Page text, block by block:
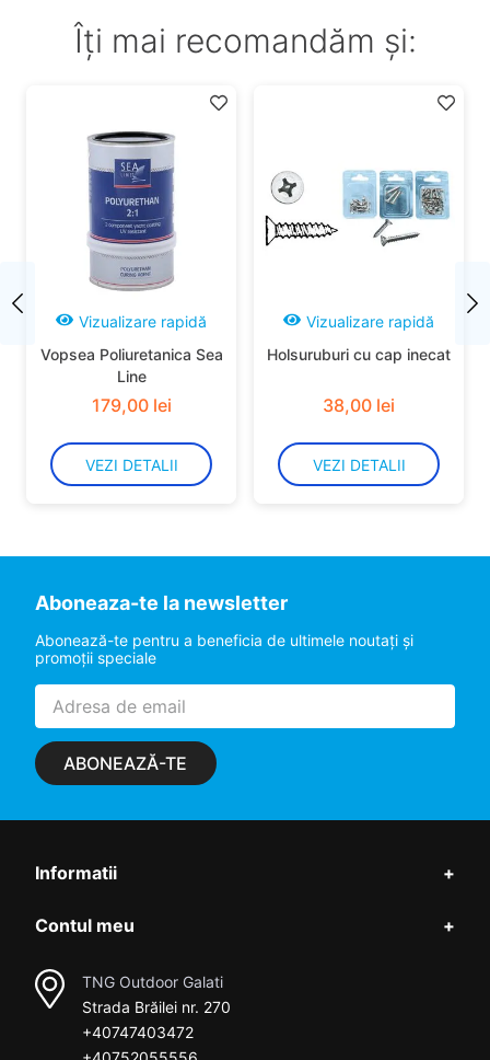
Îți mai recomandăm și:
Vizualizare rapidă
Vopsea Poliuretanica Sea
Line
179,00 lei
VEZI DETALII
Vizualizare rapidă
Holsuruburi cu cap inecat
38,00 lei
VEZI DETALII
Aboneaza-te la newsletter
Abonează-te pentru a beneficia de ultimele noutaţi şi
promoţii speciale
ABONEAZĂ-TE
Informatii +
Contul meu +
TNG Outdoor Galati
Strada Brăilei nr. 270
+40747403472